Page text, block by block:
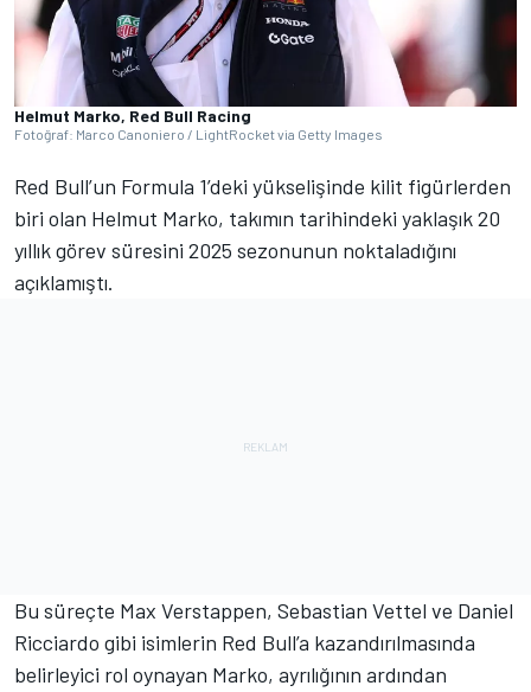
Helmut Marko, Red Bull Racing
Fotoğraf: Marco Canoniero / LightRocket via Getty Images
Red Bull’un Formula 1’deki yükselişinde kilit figürlerden
biri olan Helmut Marko, takımın tarihindeki yaklaşık 20
yıllık görev süresini 2025 sezonunun noktaladığını
açıklamıştı.
Bu süreçte Max Verstappen, Sebastian Vettel ve Daniel
Ricciardo gibi isimlerin Red Bull’a kazandırılmasında
belirleyici rol oynayan Marko, ayrılığının ardından